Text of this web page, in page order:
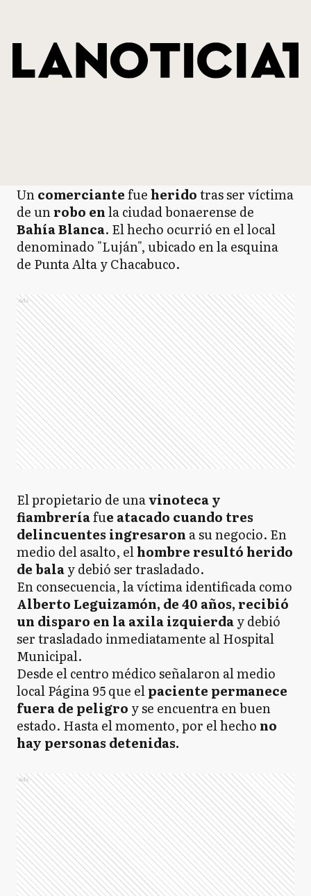
Uncomerciantefue heridotras ser víctima
de unrobo enla ciudad bonaerense de
Bahía Blanca. El hecho ocurrió en el local
denominado "Luján", ubicado en la esquina
de Punta Alta y Chacabuco.
Ads
El propietario de unavinoteca y
fiambreríafue atacado cuando tres
delincuentes ingresaron a su negocio. En
medio del asalto, elhombre resultó herido
de balay debió ser trasladado.
En consecuencia, la víctima identificada como
Alberto Leguizamón, de 40 años, recibió
un disparo en la axila izquierday debió
ser trasladado inmediatamente al Hospital
Municipal.
Desde el centro médico señalaron al medio
local Página 95 que elpaciente permanece
fuera de peligro y se encuentra en buen
estado. Hasta el momento, por el hecho no
hay personas detenidas.
Ads